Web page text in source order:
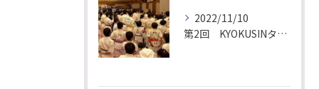
2022/11/10
第2回 KYOKUSINタイガー空手道選手権大会・アマチュアキックボクシング大会TWINS杯・10th Anniversary Dinner party孤独・遺児チャリティーイベント！